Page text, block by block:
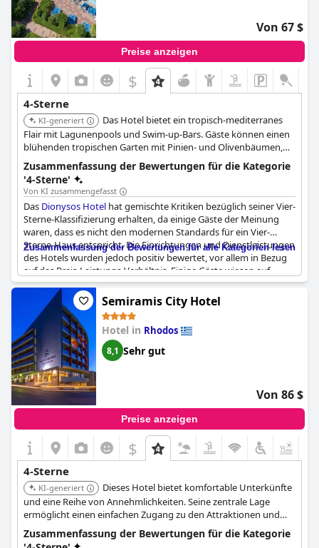
Von 67 $
Preise anzeigen
$
4-Sterne
KI-generiert
Das Hotel bietet ein tropisch-mediterranes
Flair mit Lagunenpools und Swim-up-Bars. Gäste können einen
blühenden tropischen Garten mit Pinien- und Olivenbäumen,
mehrere Restaurants und Bars sowie Sporteinrichtungen,
darunter einen Minigolfplatz, genießen. Das Hotel bietet auch
eine Reihe von Aktivitäten wie Kanufahren, Beachvolleyball und
Wandern.
Zusammenfassung der Bewertungen für die Kategorie
'4-Sterne'
Von KI zusammengefasst
Das Dionysos Hotel hat gemischte Kritiken bezüglich seiner Vier-
Sterne-Klassifizierung erhalten, da einige Gäste der Meinung
waren, dass es nicht den modernen Standards für ein Vier-
Sterne-Haus entspricht. Die Einrichtungen und Dienstleistungen
des Hotels wurden jedoch positiv bewertet, vor allem in Bezug
auf das Preis-Leistungs-Verhältnis. Einige Gäste wiesen auf
kleinere Nachteile hin, wie z. B. die dünnen Wände und die
fehlende Handtuchausleihe am Pool, aber insgesamt wird das
Hotel als gute Option für einen Kurzaufenthalt angesehen.
Außerdem erwähnte ein Gast, dass der Preis des Hotels im
Vergleich zu anderen Hotels in Italien unschlagbar sei.
Zusammenfassung der Bewertungen für alle Kategorien lesen
Semiramis City Hotel
Hotel in Rhodos
8,1 Sehr gut
Von 86 $
Preise anzeigen
$
4-Sterne
KI-generiert
Dieses Hotel bietet komfortable Unterkünfte
und eine Reihe von Annehmlichkeiten. Seine zentrale Lage
ermöglicht einen einfachen Zugang zu den Attraktionen und
Dienstleistungen der Stadt.
Zusammenfassung der Bewertungen für die Kategorie